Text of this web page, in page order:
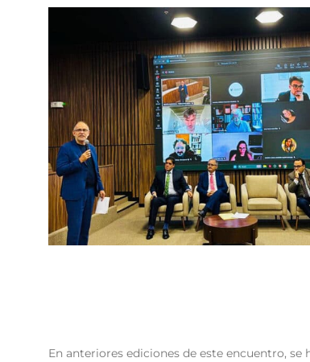
En anteriores ediciones de este encuentro,